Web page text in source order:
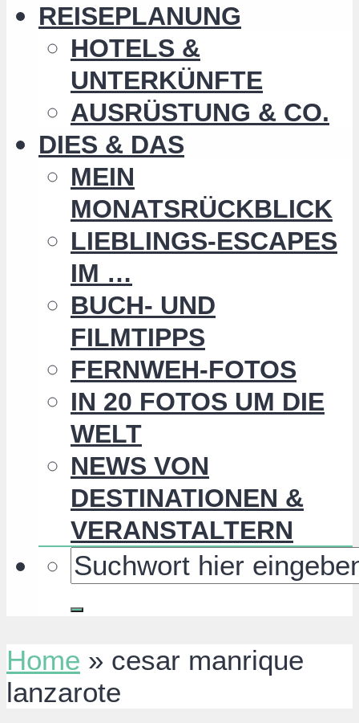
REISEPLANUNG
HOTELS &
UNTERKÜNFTE
AUSRÜSTUNG & CO.
DIES & DAS
MEIN
MONATSRÜCKBLICK
LIEBLINGS-ESCAPES
IM …
BUCH- UND
FILMTIPPS
FERNWEH-FOTOS
IN 20 FOTOS UM DIE
WELT
NEWS VON
DESTINATIONEN &
VERANSTALTERN
Home » cesar manrique
lanzarote